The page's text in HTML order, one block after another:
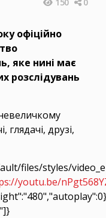
офіційно
яке нині має
розслідувань
глядачі, друзі,
files/styles/
youtu.be/